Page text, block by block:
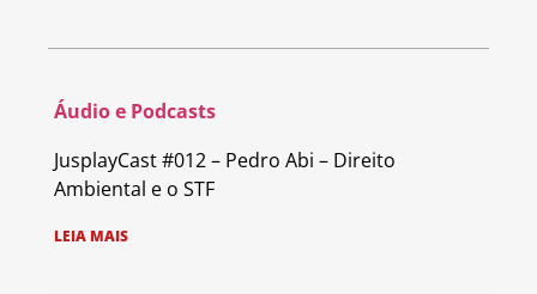
Áudio e Podcasts
JusplayCast #012 – Pedro Abi – Direito
Ambiental e o STF
LEIA MAIS